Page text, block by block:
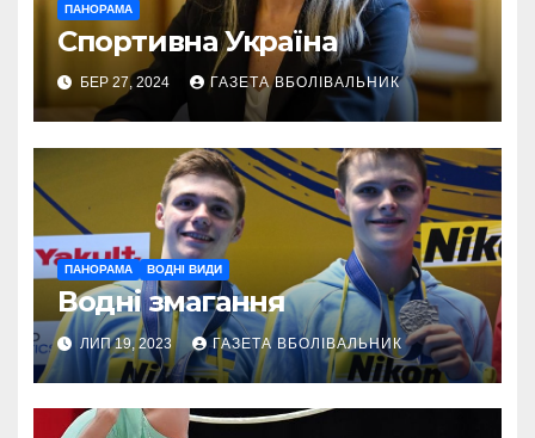
ПАНОРАМА
Спортивна Україна
БЕР 27, 2024 ГАЗЕТА ВБОЛІВАЛЬНИК
ПАНОРАМА ВОДНІ ВИДИ
Водні змагання
ЛИП 19, 2023 ГАЗЕТА ВБОЛІВАЛЬНИК